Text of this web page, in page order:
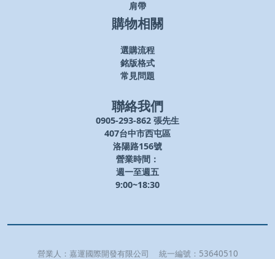
肩帶
購物相關
選購流程
銘版格式
常見問題
聯絡我們
0905-293-862 張先生
407台中市西屯區
洛陽路156號
營業時間：
週一至週五
9:00~18:30
營業人： 嘉運國際開發有限公司 統一編號： 53640510